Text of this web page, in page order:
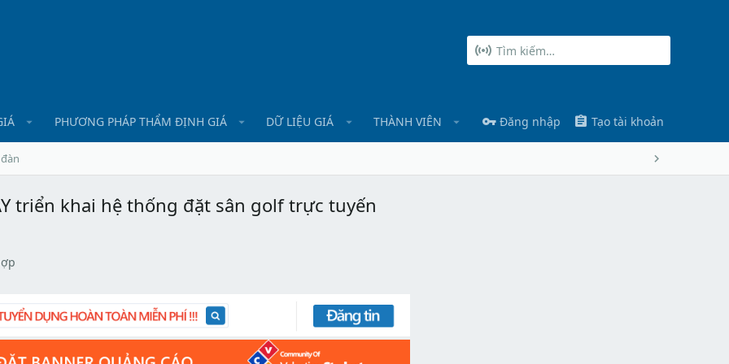
PHƯƠNG PHÁP THẨM ĐỊNH GIÁ DỮ LIỆU GIÁ THÀNH VIÊN Đăng nhập Tạo tài khoản
triển khai hệ thống đặt sân golf trực tuyến